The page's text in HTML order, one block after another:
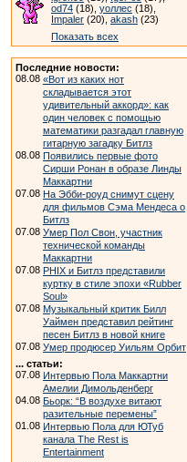
od74 (18), уоллес (18),
Impaler (20), akash (23)
Показать всех
Последние новости:
08.08 «Вот из каких нот
складывается этот
удивительный аккорд»: как
один человек с помощью
математики разгадал главную
гитарную загадку Битлз
08.08 Появились первые фото
Сирши Ронан в образе Линды
Маккартни
07.08 На Эбби-роуд снимут сцену
для фильмов Сэма Мендеса о
Битлз
07.08 Умер Пол Свон, участник
технической команды
Маккартни
07.08 PHIX и Битлз представили
куртку в стиле эпохи «Rubber
Soul»
07.08 Музыкальный критик Билл
Уаймен представил рейтинг
песен Битлз в новой книге
07.08 Умер продюсер Уильям Орбит
... статьи:
07.08 Интервью Пола Маккартни
Амелии Димольденберг
04.08 Бьорк: “В воздухе витают
разительные перемены”
01.08 Интервью Пола для ЮТуб
канала The Rest is
Entertainment